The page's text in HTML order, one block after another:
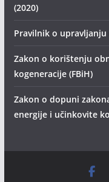
(2020)
Pravilnik o upravljanju
Zakon o korištenju
kogeneracije (FBiH)
Zakon o dopuni
energije i učinkovite